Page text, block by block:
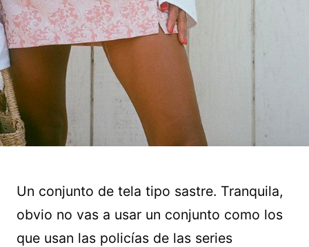
Un conjunto de tela tipo sastre. Tranquila,
obvio no vas a usar un conjunto como los
que usan las policías de las series